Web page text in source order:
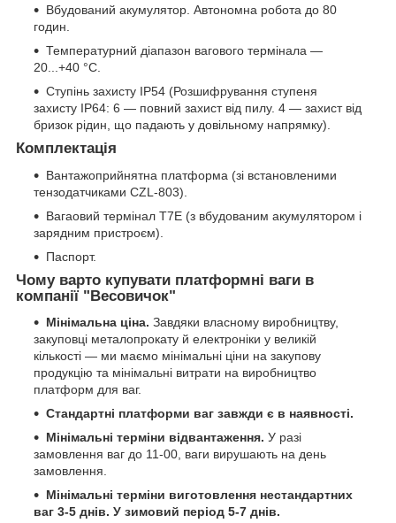
Вбудований акумулятор. Автономна робота до 80
годин.
Температурний діапазон вагового термінала —
20...+40 °C.
Ступінь захисту IP54 (Розшифрування ступеня
захисту IP64: 6 — повний захист від пилу. 4 — захист від
бризок рідин, що падають у довільному напрямку).
Комплектація
Вантажоприйнятна платформа (зі встановленими
тензодатчиками CZL-803).
Вагаовий термінал T7E (з вбудованим акумулятором і
зарядним пристроєм).
Паспорт.
Чому варто купувати платформні ваги в
компанії "Весовичок"
Мінімальна ціна. Завдяки власному виробництву,
закуповці металопрокату й електроніки у великій
кількості — ми маємо мінімальні ціни на закупову
продукцію та мінімальні витрати на виробництво
платформ для ваг.
Стандартні платформи ваг завжди є в наявності.
Мінімальні терміни відвантаження. У разі
замовлення ваг до 11-00, ваги вирушають на день
замовлення.
Мінімальні терміни виготовлення нестандартних
ваг 3-5 днів. У зимовий період 5-7 днів.